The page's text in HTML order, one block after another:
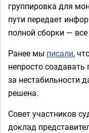
группировка для
пути передает
полной сборки —
Ранее мы писали,
непросто
за нестабильности
решена.
Совет участников
доклад